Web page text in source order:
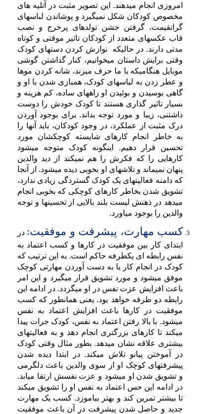
امروزی انجام میدهند. این تصویر مثبت در آتلیه های
مخصوص کودکان شکل نمیگیرد و پوشاندن لباسهای
گرانقیمت، گرفتن جشن تولدهای پرخرج و نصب
قاب عکسهای متعدد از کودکان تاثیر موقتی و کوتاه
مدتی دارند. در حالیکه نوازش کردن دستهای کودک
وقتی برایش داستان میخوانیم، کنار گذاشتن گوشی
موبایل هنگامیکه با ما حرف میزند، شانه کردن موها
و عطر زدن به لباسهای کودک، همبازی شدن با او و
گاهی بوسیدن و بوئیدن او راههای ساده، کم هزینه و
بسیار تاثیر گذاری هستند تا کودک خودش را دوست
داشتنی، زیبا و مورد توجه بداند. برای بوجود آوردن
درک مثبت از عملکرد، در وجود کودکان، باید آنها را
به خاطر انجام کارهای شایسته کوچکشان مورد
تحسین قرار دهیم. اینگونه کودک متوجه میشود
کارهایی را که فکرش را هم نمیکند از دید والدین
پنهان نمیماند و تلاشهای او بخوبی دیده میشود. از آنجا
که دامنه فعالیتهای یک کودک گستردگی زیادی ندارد،
تشویق شدن بخاطر کارهای کوچکی که بخوبی انجام
میدهد در ذهنش لیست بلند بالایی از تحسینها و توجه
والدین را بوجود میاورد.
کسب مهارت، پیشرفت و موفقیت: در
ابتدای کار بین موفقیت در کارها و کسب اعتماد به
نفس رابطه ای یکطرفه حاکم است. به این ترتیب که
کودک در انجام کار یا به دست آوردن مهارتی کوچک
موفق میشود و مورد تشویق قرار میگیرد و این امر
باعث افزایش عزت نفس در او میگردد. در ادامه این
رابطه دو طرفه خواهد بود. یعنی همانطور که کسب
موفقیت در کارها باعث افزایش اعتماد به نفس
میشود. با بالا رفتن اعتماد به نفس، کودک جرات پیدا
میکند تا کارهای بزرگتری انجام دهد و به فعالیتهای
بیشتری علاقه نشان میدهد. بطور مثال وقتی کودک
در آموختن پیانو تلاش میکند. در ابتدا دیده شدن
پیشرفتهای کوچک او از سوی والدین باعث دلگرمی
و تشویق شدن او میشود و عزت نفسش ارتقا میابد.
در ادامه این حس اعتماد به نفس او را تشویق میکند
تا بیشتر تمرین کند و بهتر بیاموزد. کسب یک مهارت
جدید و حاصل شدن پیشرفت در آن باعث موفقیت